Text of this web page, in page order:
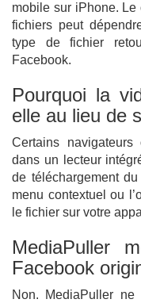
mobile sur iPhone. Le
fichiers peut
type de fichier
Facebook.
Pourquoi la
elle au lieu de
Certains
dans un lecteur
de téléchargement
menu contextuel ou
le fichier sur votre
MediaPuller
Facebook
Non. MediaPuller